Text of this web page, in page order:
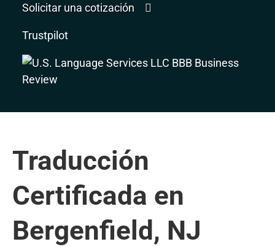
Solicitar una cotización
Trustpilot
Traducción
Certificada en
Bergenfield, NJ